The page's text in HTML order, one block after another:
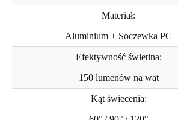
Materiał:
Aluminium + Soczewka PC
Efektywność świetlna:
150 lumenów na wat
Kąt świecenia: